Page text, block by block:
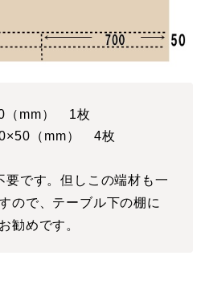
（mm） 1枚
（mm） 4枚
要です。但しこの端材も一
ので、テーブル下の棚に
勧めです。